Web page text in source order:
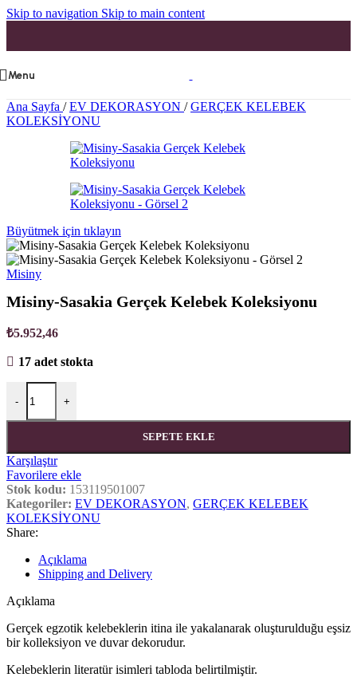
Skip to navigation Skip to main content
Menu
Ana Sayfa / EV DEKORASYON / GERÇEK KELEBEK
KOLEKSİYONU
Büyütmek için tıklayın
Misiny
Misiny-Sasakia Gerçek Kelebek Koleksiyonu
₺5.952,46
17 adet stokta
-
Misiny-Sasakia Gerçek Kelebek Koleksiyonu adet
+
SEPETE EKLE
Karşılaştır
Favorilere ekle
Stok kodu: 153119501007
Kategoriler: EV DEKORASYON, GERÇEK KELEBEK
KOLEKSİYONU
Share:
Açıklama
Shipping and Delivery
Açıklama
Gerçek egzotik kelebeklerin itina ile yakalanarak oluşturulduğu eşsiz
bir kolleksiyon ve duvar dekorudur.
Kelebeklerin literatür isimleri tabloda belirtilmiştir.